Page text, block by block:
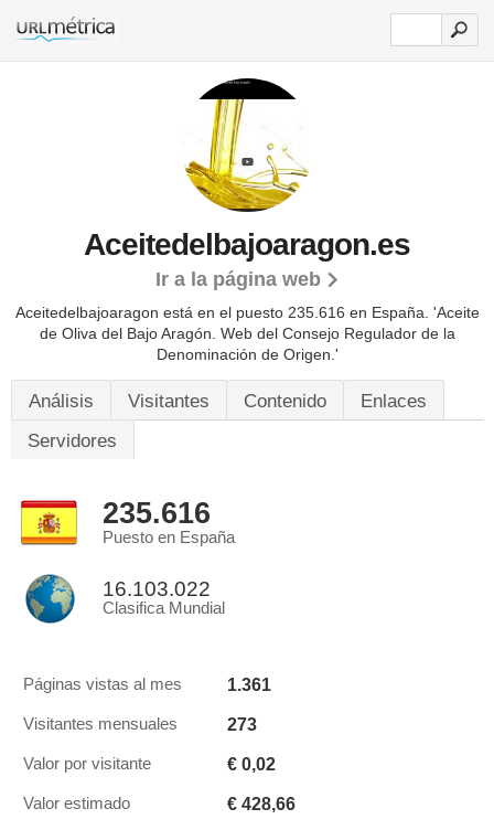
Aceitedelbajoaragon.es
Ir a la página web
Aceitedelbajoaragon está en el puesto 235.616 en España. 'Aceite
de Oliva del Bajo Aragón. Web del Consejo Regulador de la
Denominación de Origen.'
Análisis Visitantes Contenido
Enlaces
Servidores
235.616
Puesto en España
16.103.022
Clasifica Mundial
Páginas vistas al mes 1.361
Visitantes mensuales 273
Valor por visitante € 0,02
Valor estimado € 428,66